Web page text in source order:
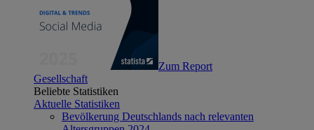
Zum Report
Gesellschaft
Beliebte Statistiken
Aktuelle Statistiken
Bevölkerung Deutschlands nach relevanten